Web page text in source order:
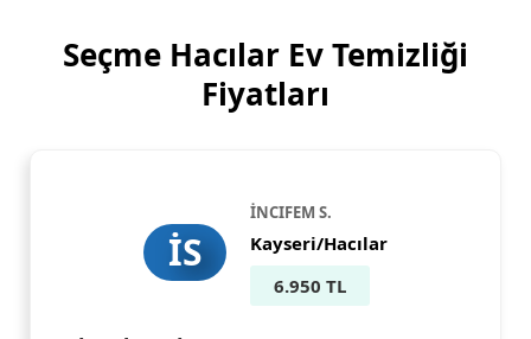
Seçme Hacılar Ev Temizliği
Fiyatları
İS
İNCIFEM S.
Kayseri/Hacılar
6.950 TL